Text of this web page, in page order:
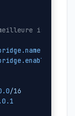
.0/16
.0 .1